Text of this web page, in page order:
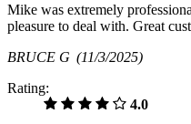
Mike was extremely
pleasure to deal with. Great
BRUCE G (11/3/2025)
Rating:
4.0